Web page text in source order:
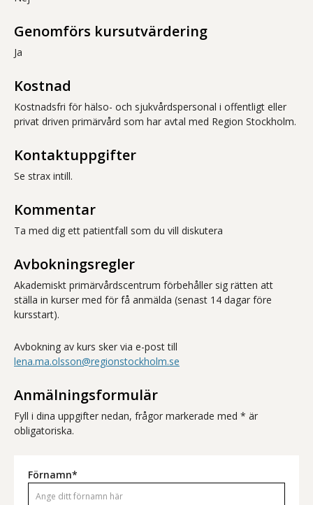
Genomförs kursutvärdering
Ja
Kostnad
Kostnadsfri för hälso- och sjukvårdspersonal i offentligt eller
privat driven primärvård som har avtal med Region Stockholm.
Kontaktuppgifter
Se strax intill.
Kommentar
Ta med dig ett patientfall som du vill diskutera
Avbokningsregler
Akademiskt primärvårdscentrum förbehåller sig rätten att
ställa in kurser med för få anmälda (senast 14 dagar före
kursstart).
Avbokning av kurs sker via e-post till
lena.ma.olsson@regionstockholm.se
Anmälningsformulär
Fyll i dina uppgifter nedan, frågor markerade med * är
obligatoriska.
Förnamn*